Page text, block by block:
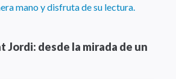
mano y disfruta de su lectura.
Jordi: desde la mirada de un